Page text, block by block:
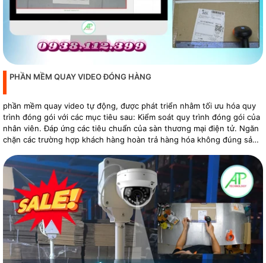
PHẦN MỀM QUAY VIDEO ĐÓNG HÀNG
phần mềm quay video tự động, được phát triển nhằm tối ưu hóa quy
trình đóng gói với các mục tiêu sau: Kiểm soát quy trình đóng gói của
nhân viên. Đáp ứng các tiêu chuẩn của sàn thương mại điện tử. Ngăn
chặn các trường hợp khách hàng hoàn trả hàng hóa không đúng sản